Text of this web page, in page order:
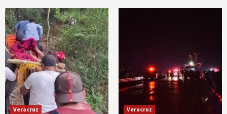
Veracruz Veracruz